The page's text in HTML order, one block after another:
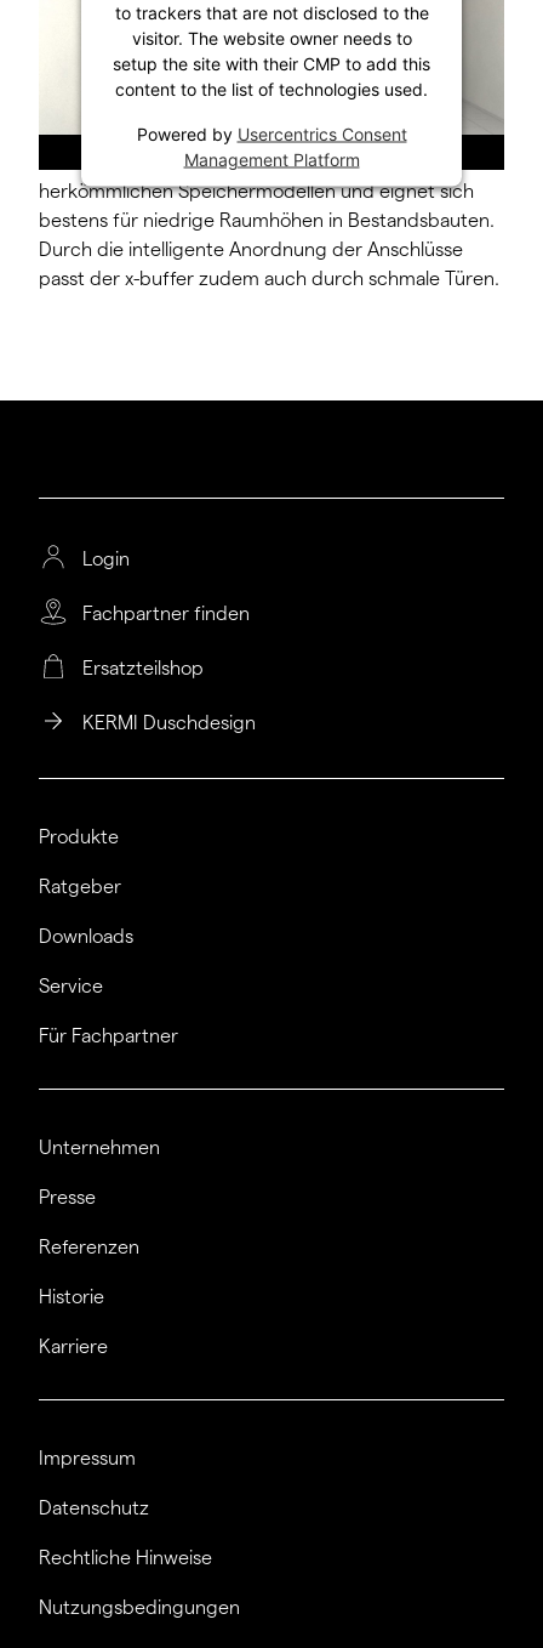
to trackers that are not disclosed to the
visitor. The website owner needs to
setup the site with their CMP to add this
content to the list of technologies used.
Powered by Usercentrics Consent
Management Platform
Das System nimmt nicht mehr Platz als ein
konventioneller Heizungstank ein. Dank einer
besonderen Bodenkonstruktion ist das Kippmaß
(Diagonale) kaum höher als die Aufstellhöhe. Damit
unterscheidet sich der x-buffer
Schichtenpufferspeicher auch äußerlich von
herkömmlichen Speichermodellen und eignet sich
bestens für niedrige Raumhöhen in Bestandsbauten.
Durch die intelligente Anordnung der Anschlüsse
passt der x-buffer zudem auch durch schmale Türen.
Login
Fachpartner finden
Ersatzteilshop
KERMI Duschdesign
Produkte
Ratgeber
Downloads
Service
Für Fachpartner
Unternehmen
Presse
Referenzen
Historie
Karriere
Impressum
Datenschutz
Rechtliche Hinweise
Nutzungsbedingungen